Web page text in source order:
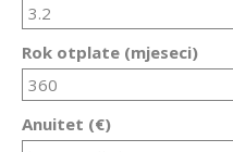
Rok otplate (mjeseci)
Anuitet (€)